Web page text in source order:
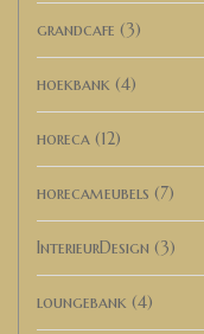
grandcafe (3)
hoekbank (4)
horeca (12)
horecameubels (7)
InterieurDesign (3)
loungebank (4)